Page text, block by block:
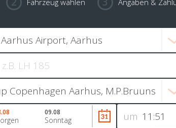
Fahrzeug wählen Angaben &
um
09.08
Sonntag